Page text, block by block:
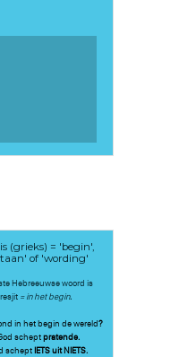
(grieks) = 'begin',
of 'wording'
Hebreeuwse woord is
= in het begin.
in het begin de wereld?
scheptpratende.
schept IETSuit NIETS.